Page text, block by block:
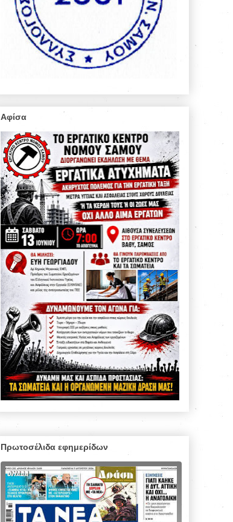
Αφίσα
Πρωτοσέλιδα εφημερίδων